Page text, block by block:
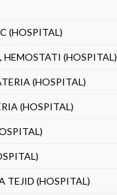
(HOSPITAL)
HEMOSTATI (HOSPITAL)
(HOSPITAL)
(HOSPITAL)
TEJID (HOSPITAL)